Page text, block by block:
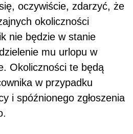
oczywiście, zdarzyć, że
okoliczności
nie będzie w stanie
mu urlopu w
Okoliczności te będą
w przypadku
i spóźnionego zgłoszenia